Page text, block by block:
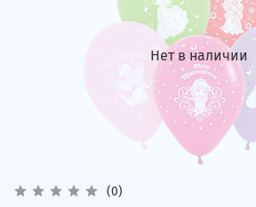
Нет в наличии
(0)